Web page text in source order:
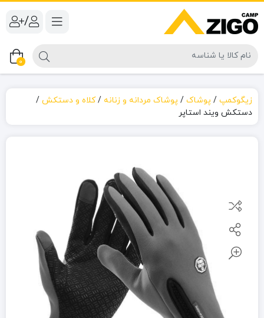
/
0
زیگوکمپ / پوشاک / پوشاک مردانه و زنانه /کلاه و دستکش /
دستکش ویند استاپر